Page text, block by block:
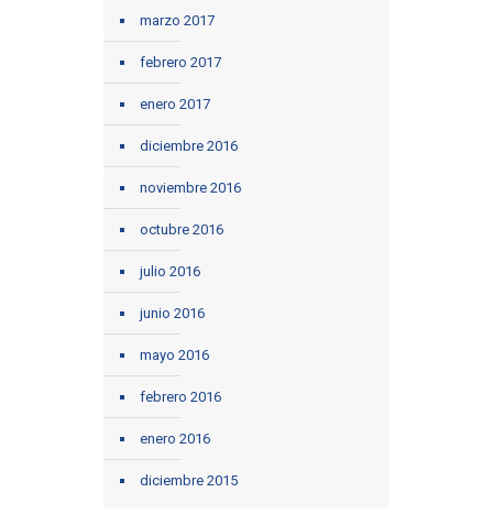
marzo 2017
febrero 2017
enero 2017
diciembre 2016
noviembre 2016
octubre 2016
julio 2016
junio 2016
mayo 2016
febrero 2016
enero 2016
diciembre 2015